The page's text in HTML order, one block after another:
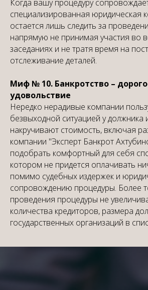
Когда вашу процедуру
специализированная юридическая
остается лишь следить за
напрямую не принимая участия во
заседаниях и не тратя время на
отслеживание деталей.
Миф № 10. Банкротство –
удовольствие
Нередко нерадивые компании
безвыходной ситуацией у должника
накручивают стоимость, включая
компании "Эксперт Банкрот
подобрать комфортный для себя
котором не придется оплачивать
помимо судебных издержек и
сопровождению процедуры. Более
проведения процедуры не
количества кредиторов, размера
государственных организаций в